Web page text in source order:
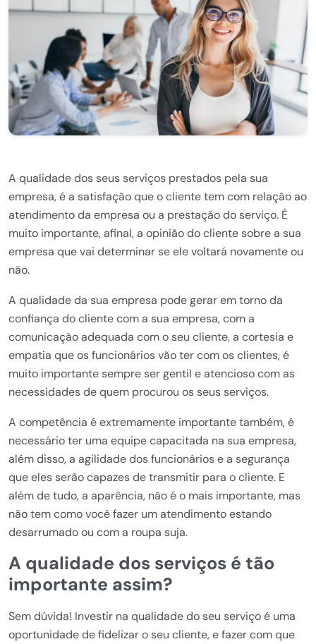
A qualidade dos seus serviços prestados pela sua
empresa, é a satisfação que o cliente tem com relação ao
atendimento da empresa ou a prestação do serviço. É
muito importante, afinal, a opinião do cliente sobre a sua
empresa que vai determinar se ele voltará novamente ou
não.
A qualidade da sua empresa pode gerar em torno da
confiança do cliente com a sua empresa, com a
comunicação adequada com o seu cliente, a cortesia e
empatia que os funcionários vão ter com os clientes, é
muito importante sempre ser gentil e atencioso com as
necessidades de quem procurou os seus serviços.
A competência é extremamente importante também, é
necessário ter uma equipe capacitada na sua empresa,
além disso, a agilidade dos funcionários e a segurança
que eles serão capazes de transmitir para o cliente. E
além de tudo, a aparência, não é o mais importante, mas
não tem como você fazer um atendimento estando
desarrumado ou com a roupa suja.
A qualidade dos serviços é tão
importante assim?
Sem dúvida! Investir na qualidade do seu serviço é uma
oportunidade de fidelizar o seu cliente, e fazer com que